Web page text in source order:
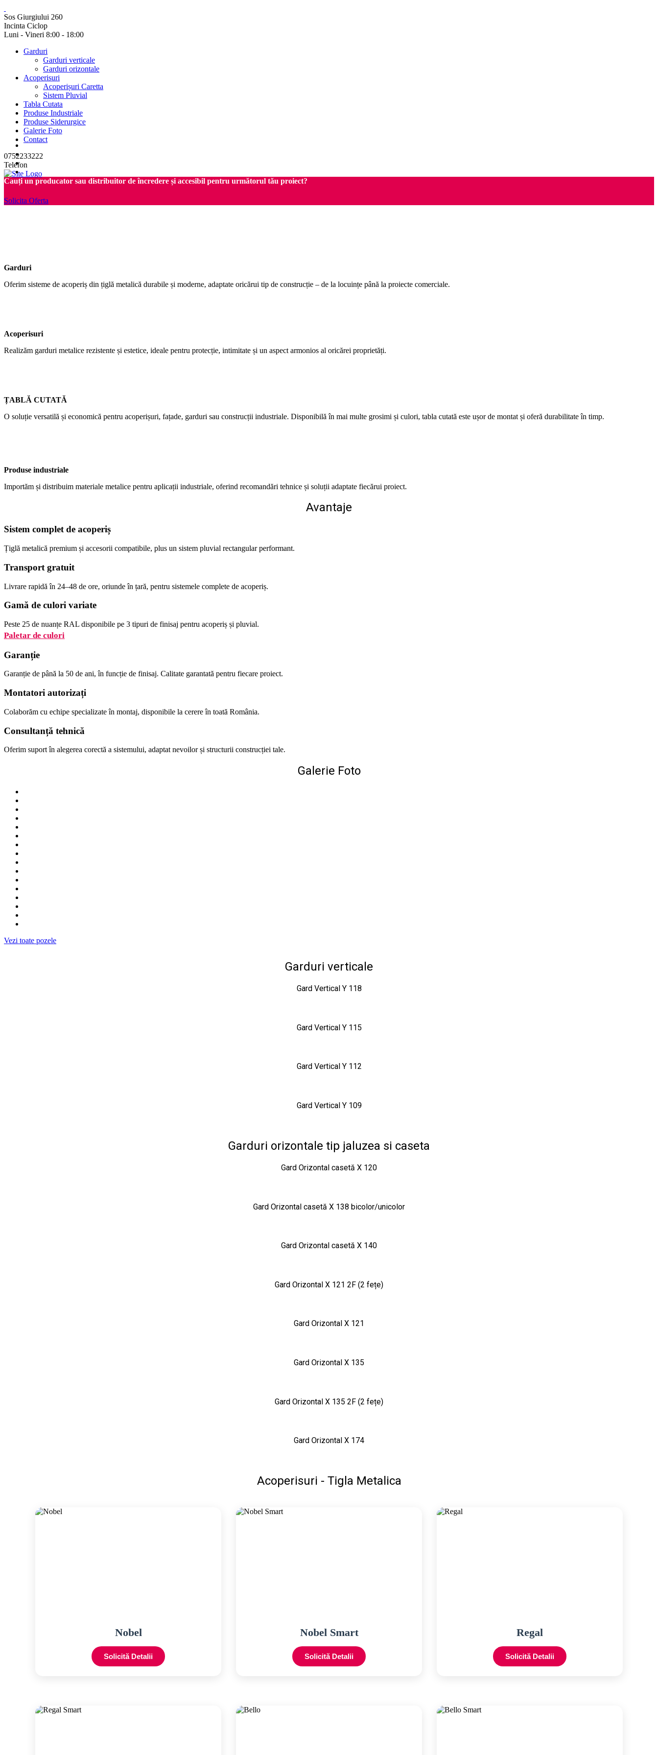
Sos Giurgiului 260
Incinta Ciclop
Luni - Vineri 8:00 - 18:00
Garduri
Garduri verticale
Garduri orizontale
Acoperisuri
Acoperișuri Caretta
Sistem Pluvial
Tabla Cutata
Produse Industriale
Produse Siderurgice
Galerie Foto
Contact
0752233222
Telefon
Cauți un producator sau distribuitor de încredere și accesibil pentru următorul tău proiect?
Solicita Oferta
Garduri
Oferim sisteme de acoperiș din țiglă metalică durabile și moderne, adaptate oricărui tip de construcție – de la locuințe până la proiecte comerciale.
Acoperisuri
Realizăm garduri metalice rezistente și estetice, ideale pentru protecție, intimitate și un aspect armonios al oricărei proprietăți.
ȚABLĂ CUTATĂ
O soluție versatilă și economică pentru acoperișuri, fațade, garduri sau construcții industriale. Disponibilă în mai multe grosimi și culori, tabla cutată este ușor de montat și oferă durabilitate în timp.
Produse industriale
Importăm și distribuim materiale metalice pentru aplicații industriale, oferind recomandări tehnice și soluții adaptate fiecărui proiect.
Avantaje
Sistem complet de acoperiș
Țiglă metalică premium și accesorii compatibile, plus un sistem pluvial rectangular performant.
Transport gratuit
Livrare rapidă în 24–48 de ore, oriunde în țară, pentru sistemele complete de acoperiș.
Gamă de culori variate
Peste 25 de nuanțe RAL disponibile pe 3 tipuri de finisaj pentru acoperiș și pluvial.
Paletar de culori
Garanție
Garanție de până la 50 de ani, în funcție de finisaj. Calitate garantată pentru fiecare proiect.
Montatori autorizați
Colaborăm cu echipe specializate în montaj, disponibile la cerere în toată România.
Consultanță tehnică
Oferim suport în alegerea corectă a sistemului, adaptat nevoilor și structurii construcției tale.
Galerie Foto
Vezi toate pozele
Garduri verticale
Gard Vertical Y 118
Gard Vertical Y 115
Gard Vertical Y 112
Gard Vertical Y 109
Garduri orizontale tip jaluzea si caseta
Gard Orizontal casetă X 120
Gard Orizontal casetă X 138 bicolor/unicolor
Gard Orizontal casetă X 140
Gard Orizontal X 121 2F (2 fețe)
Gard Orizontal X 121
Gard Orizontal X 135
Gard Orizontal X 135 2F (2 fețe)
Gard Orizontal X 174
Acoperisuri - Tigla Metalica
Nobel
Solicită Detalii
Nobel Smart
Solicită Detalii
Regal
Solicită Detalii